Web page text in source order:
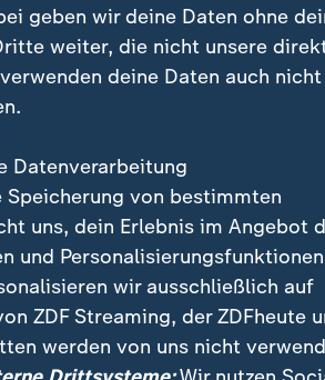
über
dass der
hat, da ihm infolge einer
der Tat einzusehen, gefehlt
konkret leide, dürfe man
teilte die
müsste ein
geben wir deine Daten ohne
weiter, die nicht unsere
deine Daten auch nicht
Datenverarbeitung
von bestimmten
uns, dein Erlebnis im Angebot
und Personalisierungsfunktionen
wir ausschließlich auf
ZDF Streaming, der ZDFheute
werden von uns nicht